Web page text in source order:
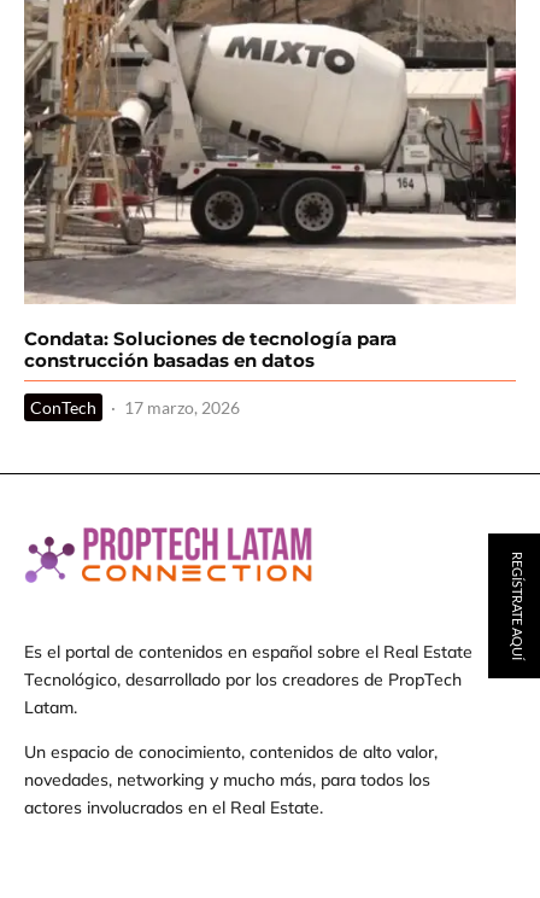
Condata: Soluciones de tecnología para
construcción basadas en datos
ConTech · 17 marzo, 2026
Es el portal de contenidos en español sobre el Real Estate
Tecnológico, desarrollado por los creadores de PropTech
Latam.
Un espacio de conocimiento, contenidos de alto valor,
novedades, networking y mucho más, para todos los
actores involucrados en el Real Estate.
REGÍSTRATE AQUÍ